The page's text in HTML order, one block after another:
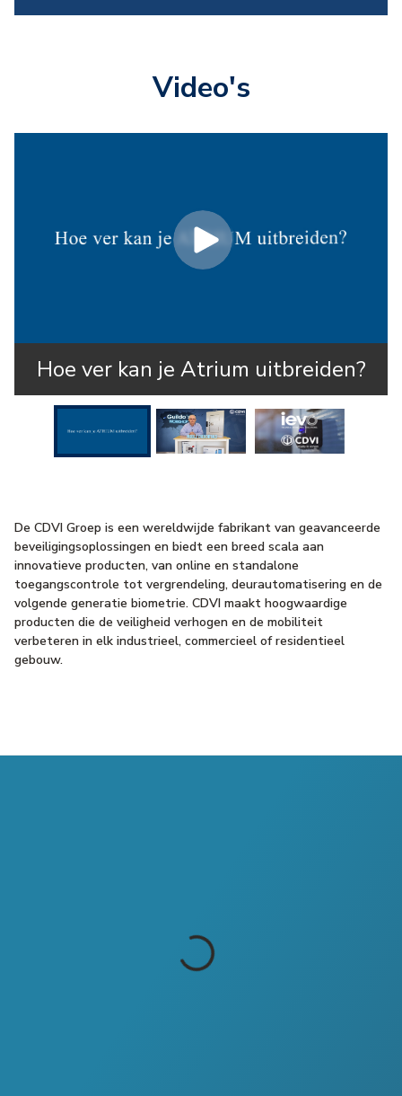
Video's
Hoe ver kan je Atrium uitbreiden?
De CDVI Groep is een wereldwijde fabrikant van geavanceerde
beveiligingsoplossingen en biedt een breed scala aan
innovatieve producten, van online en standalone
toegangscontrole tot vergrendeling, deurautomatisering en de
volgende generatie biometrie. CDVI maakt hoogwaardige
producten die de veiligheid verhogen en de mobiliteit
verbeteren in elk industrieel, commercieel of residentieel
gebouw.